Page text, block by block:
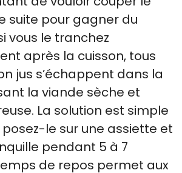
suite pour gagner du
vous le tranchez
après la cuisson, tous
jus s’échappent dans la
la viande sèche et
La solution est simple
posez-le sur une assiette et
pendant 5 à 7
de repos permet aux